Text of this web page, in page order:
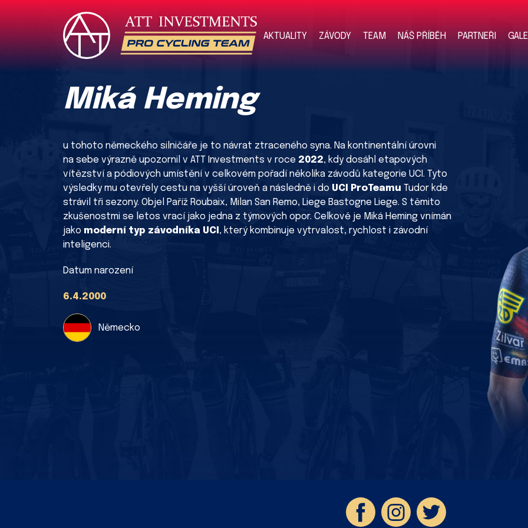
AKTUALITY ZÁVODY TEAM NÁŠ PŘÍBĚH PARTNEŘI
Miká Heming
u tohoto německého silničáře je to návrat ztraceného syna. Na kontinentální úrovni
na sebe výrazně upozornil v ATT Investments v roce 2022, kdy dosáhl etapových
vítězství a pódiových umístění v celkovém pořadí několika závodů kategorie UCI. Tyto
výsledky mu otevřely cestu na vyšší úroveň a následně i do UCI ProTeamu Tudor kde
strávil tři sezony. Objel Paříž Roubaix, Milan San Remo, Liege Bastogne Liege. S těmito
zkušenostmi se letos vrací jako jedna z týmových opor. Celkově je Miká Heming vnímán
jako moderní typ závodníka UCI , který kombinuje vytrvalost, rychlost i závodní
inteligenci.
Datum narození
6.4.2000
Německo